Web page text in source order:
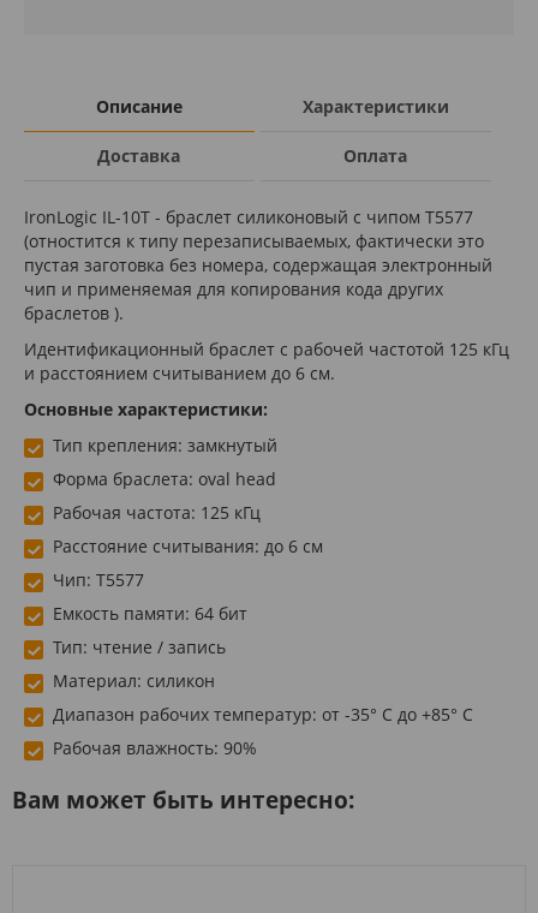
Описание Характеристики
Доставка Оплата
IronLogic IL-10Т - браслет силиконовый с чипом T5577
(отностится к типу перезаписываемых, фактически это
пустая заготовка без номера, содержащая электронный
чип и применяемая для копирования кода других
браслетов ).
Идентификационный браслет с рабочей частотой 125 кГц
и расстоянием считыванием до 6 см.
Основные характеристики:
Тип крепления: замкнутый
Форма браслета: oval head
Рабочая частота: 125 кГц
Расстояние считывания: до 6 см
Чип: T5577
Емкость памяти: 64 бит
Тип: чтение / запись
Материал: силикон
Диапазон рабочих температур: от -35° С до +85° С
Рабочая влажность: 90%
Вам может быть интересно: